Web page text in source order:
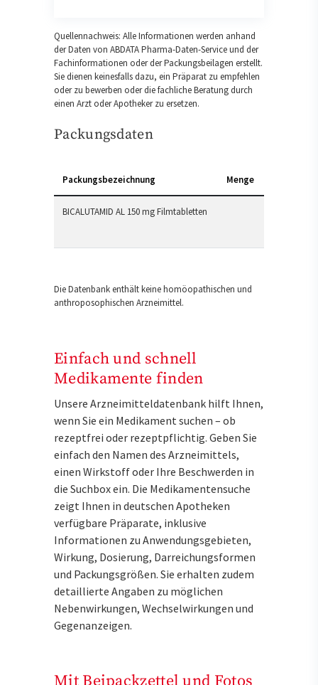
Quellennachweis: Alle Informationen werden anhand
der Daten von ABDATA Pharma-Daten-Service und der
Fachinformationen oder der Packungsbeilagen erstellt.
Sie dienen keinesfalls dazu, ein Präparat zu empfehlen
oder zu bewerben oder die fachliche Beratung durch
einen Arzt oder Apotheker zu ersetzen.
Packungsdaten
Packungsbezeichnung Menge
BICALUTAMID AL 150 mg Filmtabletten
Die Datenbank enthält keine homöopathischen und
anthroposophischen Arzneimittel.
Einfach und schnell
Medikamente finden
Unsere Arzneimitteldatenbank hilft Ihnen,
wenn Sie ein Medikament suchen – ob
rezeptfrei oder rezeptpflichtig. Geben Sie
einfach den Namen des Arzneimittels,
einen Wirkstoff oder Ihre Beschwerden in
die Suchbox ein. Die Medikamentensuche
zeigt Ihnen in deutschen Apotheken
verfügbare Präparate, inklusive
Informationen zu Anwendungsgebieten,
Wirkung, Dosierung, Darreichungsformen
und Packungsgrößen. Sie erhalten zudem
detaillierte Angaben zu möglichen
Nebenwirkungen, Wechselwirkungen und
Gegenanzeigen.